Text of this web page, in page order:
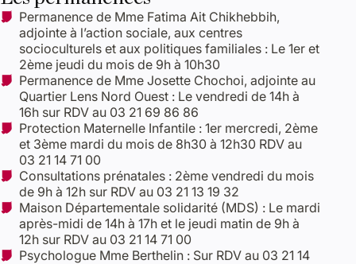
Permanence de Mme Fatima Ait Chikhebbih,
adjointe à l’action sociale, aux centres
socioculturels et aux politiques familiales : Le 1er et
2ème jeudi du mois de 9h à 10h30
Permanence de Mme Josette Chochoi, adjointe au
Quartier Lens Nord Ouest : Le vendredi de 14h à
16h sur RDV au 03 21 69 86 86
Protection Maternelle Infantile : 1er mercredi, 2ème
et 3ème mardi du mois de 8h30 à 12h30 RDV au
03 21 14 71 00
Consultations prénatales : 2ème vendredi du mois
de 9h à 12h sur RDV au 03 21 13 19 32
Maison Départementale solidarité (MDS) : Le mardi
après-midi de 14h à 17h et le jeudi matin de 9h à
12h sur RDV au 03 21 14 71 00
Psychologue Mme Berthelin : Sur RDV au 03 21 14